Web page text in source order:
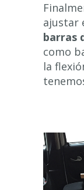
ajustar
barras
como
la